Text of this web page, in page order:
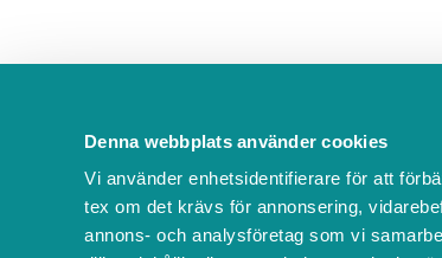
Denna webbplats använder cookies
Vi använder enhetsidentifierare för att
tex om det krävs för annonsering,
annons- och analysföretag som vi